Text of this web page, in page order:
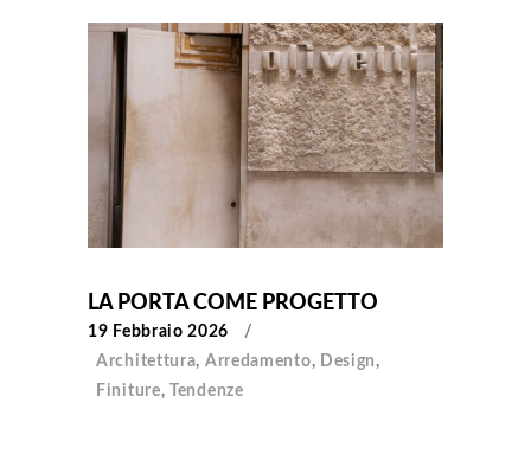
LA PORTA COME PROGETTO
19 Febbraio 2026
Architettura, Arredamento, Design,
Finiture, Tendenze